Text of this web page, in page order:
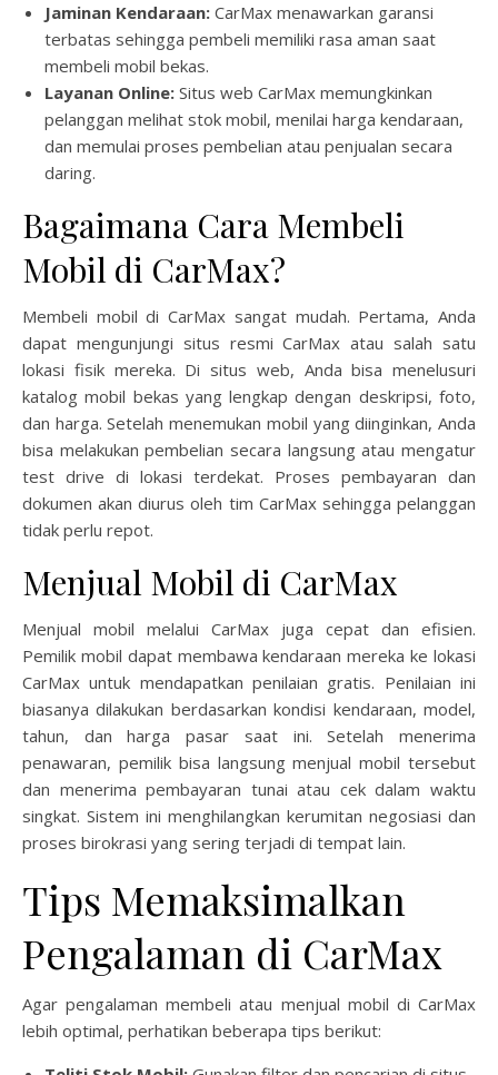
Jaminan Kendaraan: CarMax menawarkan garansi
terbatas sehingga pembeli memiliki rasa aman saat
membeli mobil bekas.
Layanan Online: Situs web CarMax memungkinkan
pelanggan melihat stok mobil, menilai harga kendaraan,
dan memulai proses pembelian atau penjualan secara
daring.
Bagaimana Cara Membeli
Mobil di CarMax?
Membeli mobil di CarMax sangat mudah. Pertama, Anda
dapat mengunjungi situs resmi CarMax atau salah satu
lokasi fisik mereka. Di situs web, Anda bisa menelusuri
katalog mobil bekas yang lengkap dengan deskripsi, foto,
dan harga. Setelah menemukan mobil yang diinginkan, Anda
bisa melakukan pembelian secara langsung atau mengatur
test drive di lokasi terdekat. Proses pembayaran dan
dokumen akan diurus oleh tim CarMax sehingga pelanggan
tidak perlu repot.
Menjual Mobil di CarMax
Menjual mobil melalui CarMax juga cepat dan efisien.
Pemilik mobil dapat membawa kendaraan mereka ke lokasi
CarMax untuk mendapatkan penilaian gratis. Penilaian ini
biasanya dilakukan berdasarkan kondisi kendaraan, model,
tahun, dan harga pasar saat ini. Setelah menerima
penawaran, pemilik bisa langsung menjual mobil tersebut
dan menerima pembayaran tunai atau cek dalam waktu
singkat. Sistem ini menghilangkan kerumitan negosiasi dan
proses birokrasi yang sering terjadi di tempat lain.
Tips Memaksimalkan
Pengalaman di CarMax
Agar pengalaman membeli atau menjual mobil di CarMax
lebih optimal, perhatikan beberapa tips berikut: